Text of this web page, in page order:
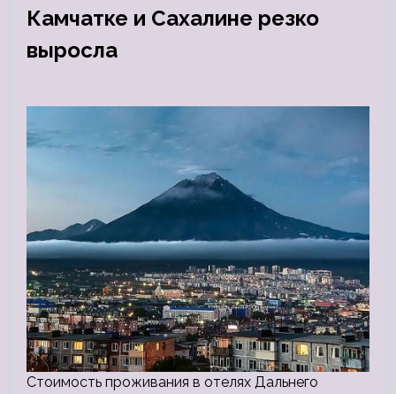
Камчатке и Сахалине резко
выросла
Стоимость проживания в отелях Дальнего